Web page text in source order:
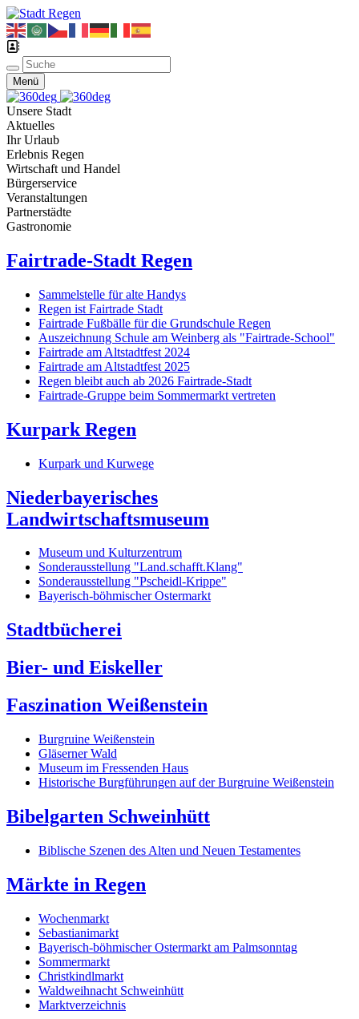
Menü
Unsere Stadt
Aktuelles
Ihr Urlaub
Erlebnis Regen
Wirtschaft und Handel
Bürgerservice
Veranstaltungen
Partnerstädte
Gastronomie
Fairtrade-Stadt Regen
Sammelstelle für alte Handys
Regen ist Fairtrade Stadt
Fairtrade Fußbälle für die Grundschule Regen
Auszeichnung Schule am Weinberg als "Fairtrade-School"
Fairtrade am Altstadtfest 2024
Fairtrade am Altstadtfest 2025
Regen bleibt auch ab 2026 Fairtrade-Stadt
Fairtrade-Gruppe beim Sommermarkt vertreten
Kurpark Regen
Kurpark und Kurwege
Niederbayerisches
Landwirtschaftsmuseum
Museum und Kulturzentrum
Sonderausstellung "Land.schafft.Klang"
Sonderausstellung "Pscheidl-Krippe"
Bayerisch-böhmischer Ostermarkt
Stadtbücherei
Bier- und Eiskeller
Faszination Weißenstein
Burgruine Weißenstein
Gläserner Wald
Museum im Fressenden Haus
Historische Burgführungen auf der Burgruine Weißenstein
Bibelgarten Schweinhütt
Biblische Szenen des Alten und Neuen Testamentes
Märkte in Regen
Wochenmarkt
Sebastianimarkt
Bayerisch-böhmischer Ostermarkt am Palmsonntag
Sommermarkt
Christkindlmarkt
Waldweihnacht Schweinhütt
Marktverzeichnis